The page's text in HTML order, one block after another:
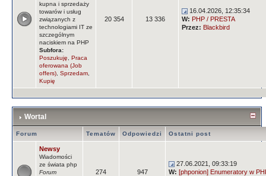
kupna i sprzedaży
towarów i usług
związanych z
technologiami IT ze
szczególnym
naciskiem na PHP
Subfora:
Poszukuję
Praca
oferowana (Job
offers) Sprzedam
Kupię
20 354 13 336
16.04.2026, 12:35:34
W: PHP / PRESTA
Przez: Blackbird
Wortal
Forum Tematów Odpowiedzi Ostatni post
Newsy
Wiadomości
ze świata php
Forum
274 947
27.06.2021, 09:33:19
W: [phponion] Enumeratory w